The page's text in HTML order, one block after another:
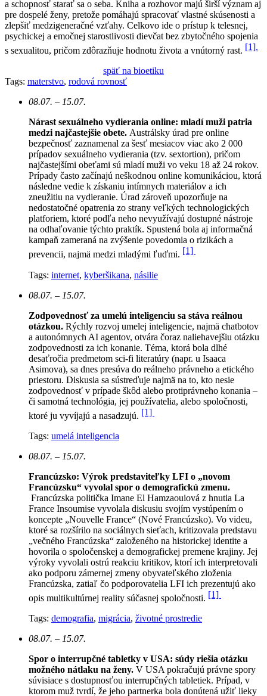
a schopnosť starať sa o seba. Kniha a rozhovor majú širší význam aj
pre dospelé ženy, pretože pomáhajú spracovať vlastné skúsenosti a
zlepšiť medzigeneračné vzťahy. Celkovo ide o prístup k telesnej,
psychickej a emočnej starostlivosti dievčat bez zbytočného spojenia
s sexualitou, pričom zdôrazňuje hodnotu života a vnútorný rast. [1].
späť na bioetiku
Tags: materstvo, rodová rovnosť
08.07. – 15.07.
Nárast sexuálneho vydierania online: mladí muži patria
medzi najčastejšie obete. Austrálsky úrad pre online
bezpečnosť zaznamenal za šesť mesiacov viac ako 2 000
prípadov sexuálneho vydierania (tzv. sextortion), pričom
najčastejšími obeťami sú mladí muži vo veku 18 až 24 rokov.
Prípady často začínajú neškodnou online komunikáciou, ktorá
následne vedie k získaniu intímnych materiálov a ich
zneužitiu na vydieranie. Úrad zároveň upozorňuje na
nedostatočné opatrenia zo strany veľkých technologických
platforiem, ktoré podľa neho nevyužívajú dostupné nástroje
na odhaľovanie týchto praktík. Spustená bola aj informačná
kampaň zameraná na zvýšenie povedomia o rizikách a
prevencii, najmä medzi mladými ľuďmi. [1]
Tags: internet, kyberšikana, násilie
08.07. – 15.07.
Zodpovednosť za umelú inteligenciu sa stáva reálnou
otázkou. Rýchly rozvoj umelej inteligencie, najmä chatbotov
a autonómnych AI agentov, otvára čoraz naliehavejšiu otázku
zodpovednosti za ich konanie. Téma, ktorá bola dlhé
desaťročia predmetom sci-fi literatúry (napr. u Isaaca
Asimova), sa dnes presúva do reálneho právneho a etického
priestoru. Diskusia sa sústreďuje najmä na to, kto nesie
zodpovednosť v prípade škôd alebo protiprávneho konania –
či samotná technológia, jej používatelia, alebo spoločnosti,
ktoré ju vyvíjajú a nasadzujú. [1]
Tags: umelá inteligencia
08.07. – 15.07.
Francúzsko: Výrok predstaviteľky LFI o „novom
Francúzsku“ vyvolal spor o demografickú zmenu.
Francúzska politička Imane El Hamzaouiová z hnutia La
France Insoumise vyvolala diskusiu svojím vystúpením o
koncepte „Nouvelle France“ (Nové Francúzsko). Vo videu,
ktoré sa rozšírilo na sociálnych sieťach, kritizovala predstavu
„večného Francúzska“ založeného na historickej identite a
hovorila o spoločenskej a demografickej premene krajiny. Jej
výroky vyvolali ostrú reakciu kritikov, ktorí ich interpretovali
ako podporu zámernej zmeny obyvateľského zloženia
Francúzska, zatiaľ čo podporovatelia LFI ich prezentujú ako
opis multikultúrnej reality súčasnej spoločnosti. [1]
Tags: demografia, migrácia, životné prostredie
08.07. – 15.07.
Spor o interrupčné tabletky v USA: súdy riešia otázku
možného nátlaku na ženy. V USA pokračujú právne spory
súvisiace s dostupnosťou interrupčných tabletiek. Prípad, v
ktorom muž tvrdí, že jeho partnerka bola donútená užiť lieky